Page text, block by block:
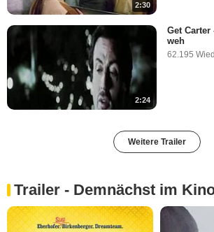
2:30
2:24
Get
weh
62.195
Weitere Trailer
Trailer - Demnächst im